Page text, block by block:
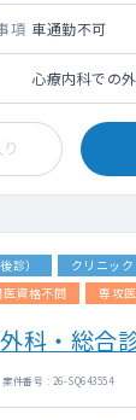
項 車通勤不可
心療内科での
診） クリニック
医資格不問 専攻
科・総合
件番号 : 26-SQ643554